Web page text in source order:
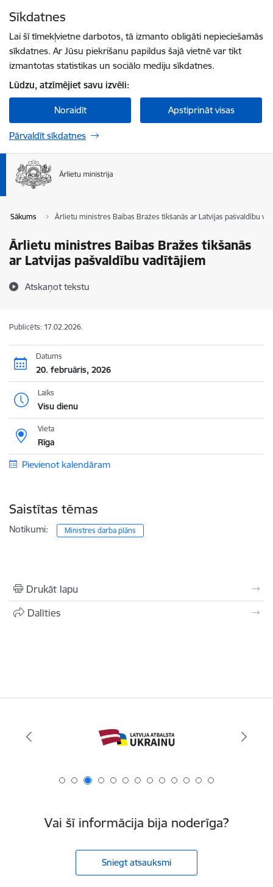
Sīkdatnes
Lai šī tīmekļvietne darbotos, tā izmanto obligāti nepieciešamās
sīkdatnes. Ar Jūsu piekrišanu papildus šajā vietnē var tikt
izmantotas statistikas un sociālo mediju sīkdatnes.
Lūdzu, atzīmējiet savu izvēli:
Noraidīt Apstiprināt visas
Pārvaldīt sīkdatnes
Sākums Ārlietu ministres Baibas Bražes tikšanās ar Latvijas pašvaldību
Ārlietu ministres Baibas Bražes tikšanās
ar Latvijas pašvaldību vadītājiem
Atskaņot tekstu
Publicēts: 17.02.2026.
Datums
20. februāris, 2026
Laiks
Visu dienu
Vieta
Rīga
Pievienot kalendāram
Saistītas tēmas
Notikumi: Ministres darba plāns
Drukāt lapu
Dalīties
Vai šī informācija bija noderīga?
Sniegt atsauksmi